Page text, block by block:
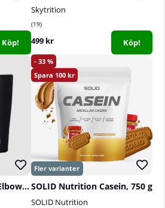
Köp!
Skytrition
19
499 kr Köp!
Nordic Training Gear Elbow Sleeves, 5-7 mm
33
100
SOLID Nutrition Casein, 750 g
SOLID Nutrition